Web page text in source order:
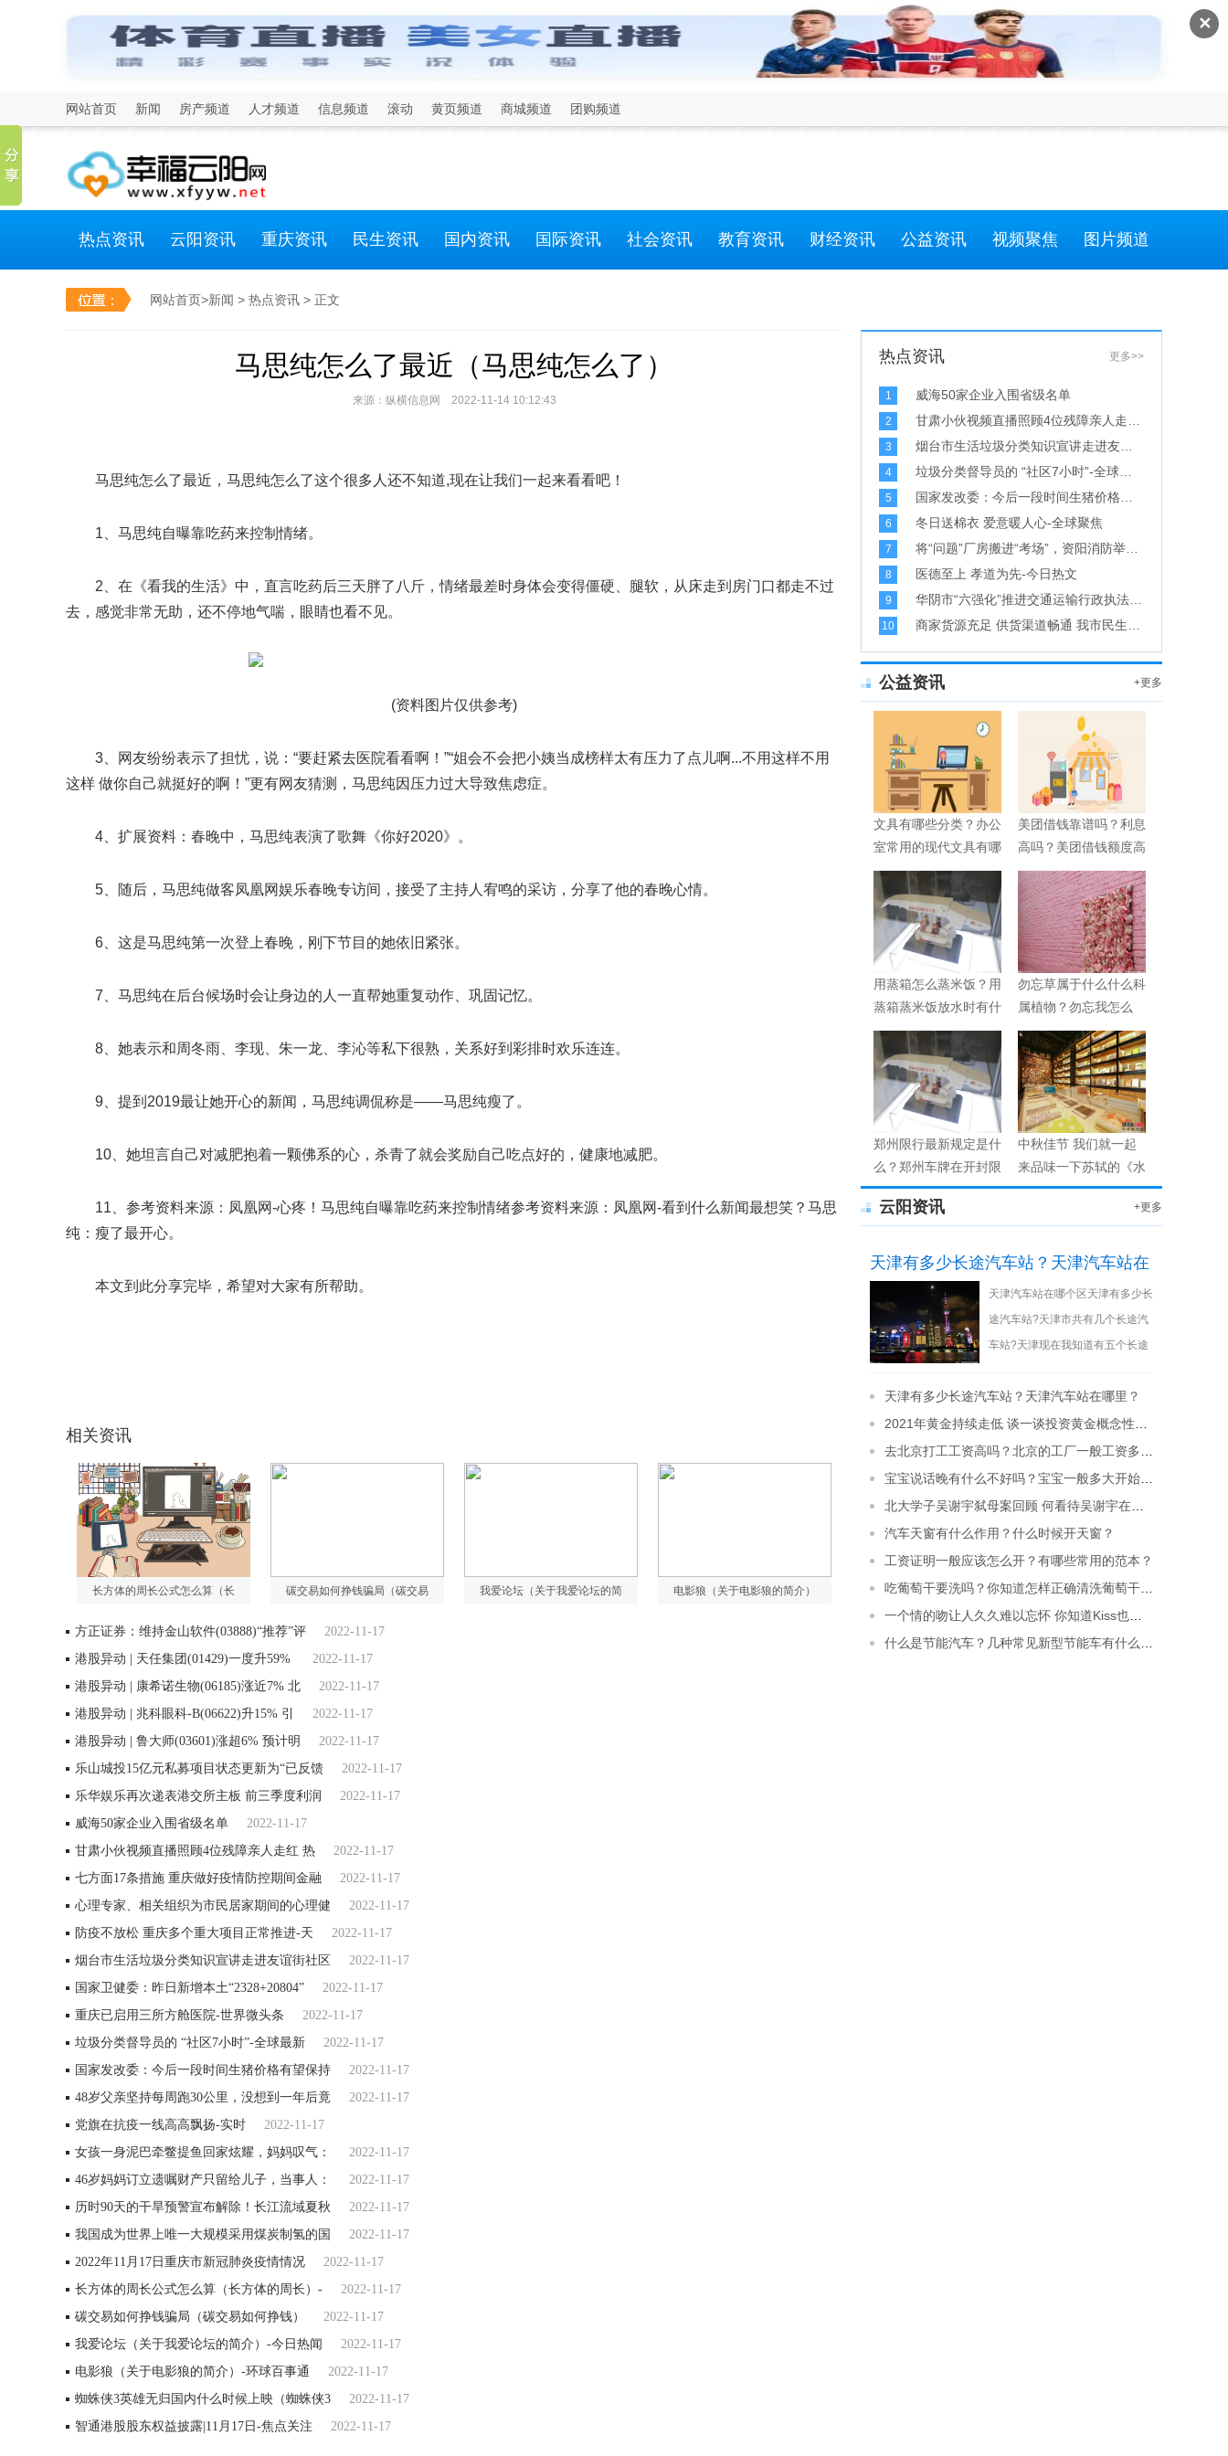
✕
网站首页 新闻 房产频道 人才频道 信息频道 滚动 黄页频道 商城频道 团购频道
热点资讯 云阳资讯 重庆资讯 民生资讯 国内资讯 国际资讯 社会资讯 教育资讯 财经资讯 公益资讯 视频聚焦 图片频道
网站首页>新闻 > 热点资讯 > 正文
马思纯怎么了最近（马思纯怎么了）
来源：纵横信息网 2022-11-14 10:12:43
马思纯怎么了最近，马思纯怎么了这个很多人还不知道,现在让我们一起来看看吧！
1、马思纯自曝靠吃药来控制情绪。
2、在《看我的生活》中，直言吃药后三天胖了八斤，情绪最差时身体会变得僵硬、腿软，从床走到房门口都走不过
去，感觉非常无助，还不停地气喘，眼睛也看不见。
(资料图片仅供参考)
3、网友纷纷表示了担忧，说：“要赶紧去医院看看啊！”“姐会不会把小姨当成榜样太有压力了点儿啊...不用这样不用
这样 做你自己就挺好的啊！”更有网友猜测，马思纯因压力过大导致焦虑症。
4、扩展资料：春晚中，马思纯表演了歌舞《你好2020》。
5、随后，马思纯做客凤凰网娱乐春晚专访间，接受了主持人宥鸣的采访，分享了他的春晚心情。
6、这是马思纯第一次登上春晚，刚下节目的她依旧紧张。
7、马思纯在后台候场时会让身边的人一直帮她重复动作、巩固记忆。
8、她表示和周冬雨、李现、朱一龙、李沁等私下很熟，关系好到彩排时欢乐连连。
9、提到2019最让她开心的新闻，马思纯调侃称是——马思纯瘦了。
10、她坦言自己对减肥抱着一颗佛系的心，杀青了就会奖励自己吃点好的，健康地减肥。
11、参考资料来源：凤凰网-心疼！马思纯自曝靠吃药来控制情绪参考资料来源：凤凰网-看到什么新闻最想笑？马思
纯：瘦了最开心。
本文到此分享完毕，希望对大家有所帮助。
相关资讯
长方体的周长公式怎么算（长 碳交易如何挣钱骗局（碳交易 我爱论坛（关于我爱论坛的简 电影狼（关于电影狼的简介）
方正证券：维持金山软件(03888)“推荐”评
2022-11-17
港股异动 | 天任集团(01429)一度升59%
2022-11-17
港股异动 | 康希诺生物(06185)涨近7% 北
2022-11-17
港股异动 | 兆科眼科-B(06622)升15% 引
2022-11-17
港股异动 | 鲁大师(03601)涨超6% 预计明
2022-11-17
乐山城投15亿元私募项目状态更新为“已反馈
2022-11-17
乐华娱乐再次递表港交所主板 前三季度利润
2022-11-17
威海50家企业入围省级名单
2022-11-17
甘肃小伙视频直播照顾4位残障亲人走红 热
2022-11-17
七方面17条措施 重庆做好疫情防控期间金融
2022-11-17
心理专家、相关组织为市民居家期间的心理健
2022-11-17
防疫不放松 重庆多个重大项目正常推进-天
2022-11-17
烟台市生活垃圾分类知识宣讲走进友谊街社区
2022-11-17
国家卫健委：昨日新增本土“2328+20804”
2022-11-17
重庆已启用三所方舱医院-世界微头条
2022-11-17
垃圾分类督导员的 “社区7小时”-全球最新
2022-11-17
国家发改委：今后一段时间生猪价格有望保持
2022-11-17
48岁父亲坚持每周跑30公里，没想到一年后竟
2022-11-17
党旗在抗疫一线高高飘扬-实时
2022-11-17
女孩一身泥巴牵鳖提鱼回家炫耀，妈妈叹气：
2022-11-17
46岁妈妈订立遗嘱财产只留给儿子，当事人：
2022-11-17
历时90天的干旱预警宣布解除！长江流域夏秋
2022-11-17
我国成为世界上唯一大规模采用煤炭制氢的国
2022-11-17
2022年11月17日重庆市新冠肺炎疫情情况
2022-11-17
长方体的周长公式怎么算（长方体的周长）-
2022-11-17
碳交易如何挣钱骗局（碳交易如何挣钱）
2022-11-17
我爱论坛（关于我爱论坛的简介）-今日热闻
2022-11-17
电影狼（关于电影狼的简介）-环球百事通
2022-11-17
蜘蛛侠3英雄无归国内什么时候上映（蜘蛛侠3
2022-11-17
智通港股股东权益披露|11月17日-焦点关注
2022-11-17
热点资讯 更多>>
1 威海50家企业入围省级名单
2
3
4
5
6 冬日送棉衣 爱意暖人心-全球聚焦
7
8 医德至上 孝道为先-今日热文
9
10
公益资讯 +更多
文具有哪些分类？办公
室常用的现代文具有哪
些？
美团借钱靠谱吗？利息
高吗？美团借钱额度高
不高？
用蒸箱怎么蒸米饭？用
蒸箱蒸米饭放水时有什
么技巧？
勿忘草属于什么什么科
属植物？勿忘我怎么
养？
郑州限行最新规定是什
么？郑州车牌在开封限
行吗？
中秋佳节 我们就一起
来品味一下苏轼的《水
调歌头》
云阳资讯 +更多
天津有多少长途汽车站？天津汽车站在
哪里？
天津汽车站在哪个区天津有多少长
途汽车站?天津市共有几个长途汽
车站?天津现在我知道有五个长途
运站。虽然天[详细]
天津有多少长途汽车站？天津汽车站在哪里？
汽车天窗有什么作用？什么时候开天窗？
工资证明一般应该怎么开？有哪些常用的范本？